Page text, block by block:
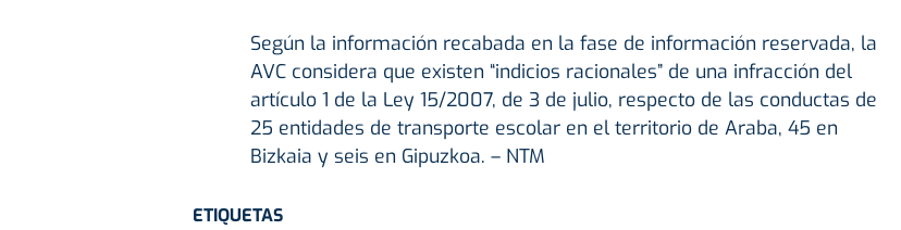
Según la información recabada en la fase de información reservada, la
AVC considera que existen “indicios racionales” de una infracción del
artículo 1 de la Ley 15/2007, de 3 de julio, respecto de las conductas de
25 entidades de transporte escolar en el territorio de Araba, 45 en
Bizkaia y seis en Gipuzkoa. – NTM
ETIQUETAS